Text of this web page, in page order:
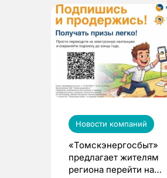
Новости компаний
«Томскэнергосбыт»
предлагает жителям
региона перейти на